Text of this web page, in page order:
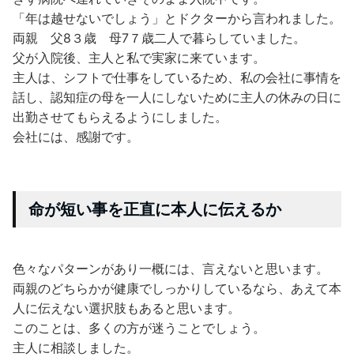
「年は越せないでしょう」とドクターから言われました。
両親 父8３歳 母7７歳二人で暮らしていました。
父が入院後、主人と私で実家に来ています。
主人は、シフトで仕事をしているため、私の会社に事情を
話し、認知症の母を一人にしないために主人の休みの日に
出勤させてもらえるようにしました。
会社には、感謝です。
命が短い事を正直に本人に伝えるか
色々なパターンがあり一概には、言えないと思います。
両親のどちらかが健康でしっかりしているなら、あえて本
人に伝えない選択肢もあると思います。
このことは、多くの方が迷うことでしょう。
主人に相談しました。